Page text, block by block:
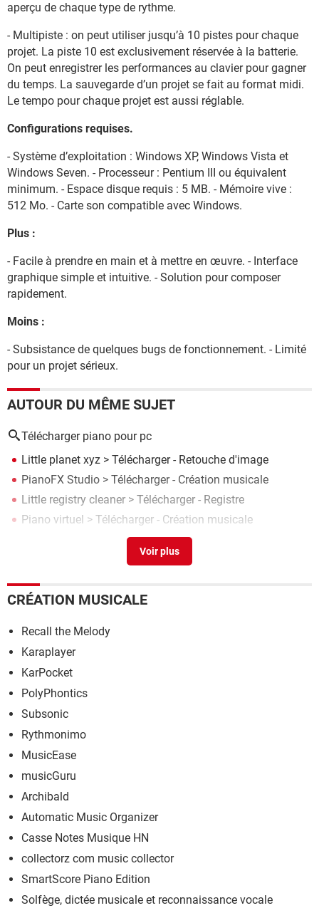
aperçu de chaque type de rythme.
- Multipiste : on peut utiliser jusqu’à 10 pistes pour chaque
projet. La piste 10 est exclusivement réservée à la batterie.
On peut enregistrer les performances au clavier pour gagner
du temps. La sauvegarde d’un projet se fait au format midi.
Le tempo pour chaque projet est aussi réglable.
Configurations requises.
- Système d’exploitation : Windows XP, Windows Vista et
Windows Seven. - Processeur : Pentium III ou équivalent
minimum. - Espace disque requis : 5 MB. - Mémoire vive :
512 Mo. - Carte son compatible avec Windows.
Plus :
- Facile à prendre en main et à mettre en œuvre. - Interface
graphique simple et intuitive. - Solution pour composer
rapidement.
Moins :
- Subsistance de quelques bugs de fonctionnement. - Limité
pour un projet sérieux.
AUTOUR DU MÊME SUJET
Télécharger piano pour pc
Little planet xyz > Télécharger - Retouche d'image
PianoFX Studio > Télécharger - Création musicale
Little registry cleaner > Télécharger - Registre
Piano virtuel > Télécharger - Création musicale
Rayure piano laqué noir>Forum Audio
CRÉATION MUSICALE
Recall the Melody
Karaplayer
KarPocket
PolyPhontics
Subsonic
Rythmonimo
MusicEase
musicGuru
Archibald
Automatic Music Organizer
Casse Notes Musique HN
collectorz com music collector
SmartScore Piano Edition
Solfège, dictée musicale et reconnaissance vocale